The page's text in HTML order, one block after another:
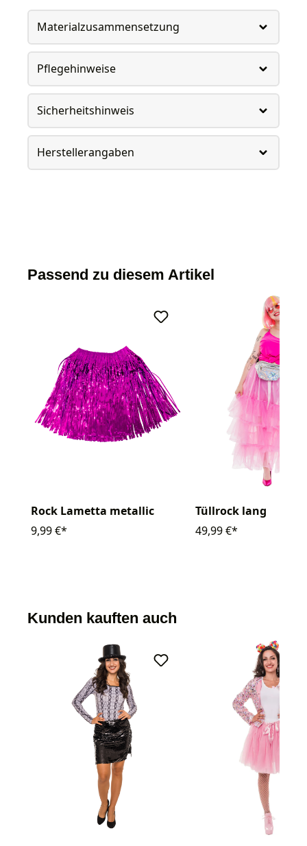
Materialzusammensetzung
Pflegehinweise
Sicherheitshinweis
Herstellerangaben
Passend zu diesem Artikel
Rock Lametta metallic
9,99 €*
Tüllrock lang
49,99 €*
Kunden kauften auch